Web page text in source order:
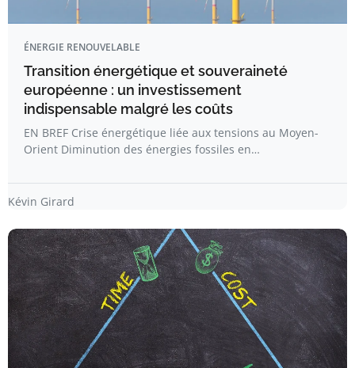
ÉNERGIE RENOUVELABLE
Transition énergétique et souveraineté
européenne : un investissement
indispensable malgré les coûts
EN BREF Crise énergétique liée aux tensions au Moyen-
Orient Diminution des énergies fossiles en…
Kévin Girard